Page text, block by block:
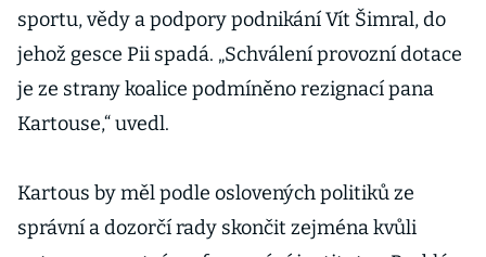
sportu, vědy a podpory podnikání Vít Šimral, do
jehož gesce Pii spadá. „Schválení provozní dotace
je ze strany koalice podmíněno rezignací pana
Kartouse,“ uvedl.
Kartous by měl podle oslovených politiků ze
správní a dozorčí rady skončit zejména kvůli